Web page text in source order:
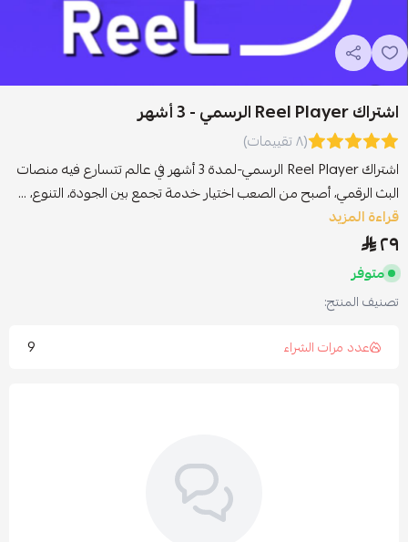
اشتراك Reel Player الرسمي - 3 أشهر
(٨ تقييمات)
اشتراك Reel Player الرسمي-لمدة 3 أشهر في عالم تتسارع فيه منصات
البث الرقمي، أصبح من الصعب اختيار خدمة تجمع بين الجودة، التنوع، ...
قراءة المزيد
٢٩
متوفر
تصنيف المنتج:
عدد مرات الشراء
9